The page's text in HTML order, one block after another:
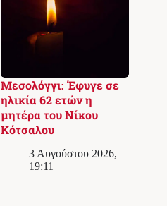
Μεσολόγγι: Έφυγε σε
ηλικία 62 ετών η
μητέρα του Νίκου
Κότσαλου
3 Αυγούστου 2026,
19:11